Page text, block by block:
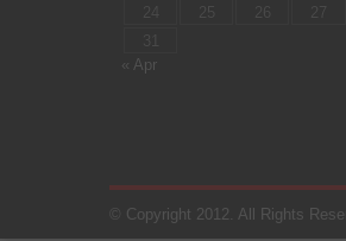
24
25 26 27
31
« Apr
© Copyright 2012. All Rights